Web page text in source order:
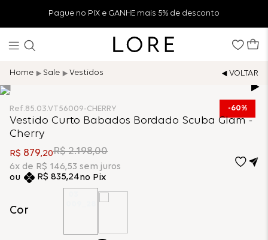
Pague no PIX e GANHE mais 5% de desconto
Sale Vestidos
60%
Ref.85.03.VT56009-CHERRY
Vestido Curto Babados Bordado Scuba Glam -
Cherry
R$ 879,20R$ 2.198,00
6x de R$ 146,53 sem juros
R$ 835,24no Pix
Cor